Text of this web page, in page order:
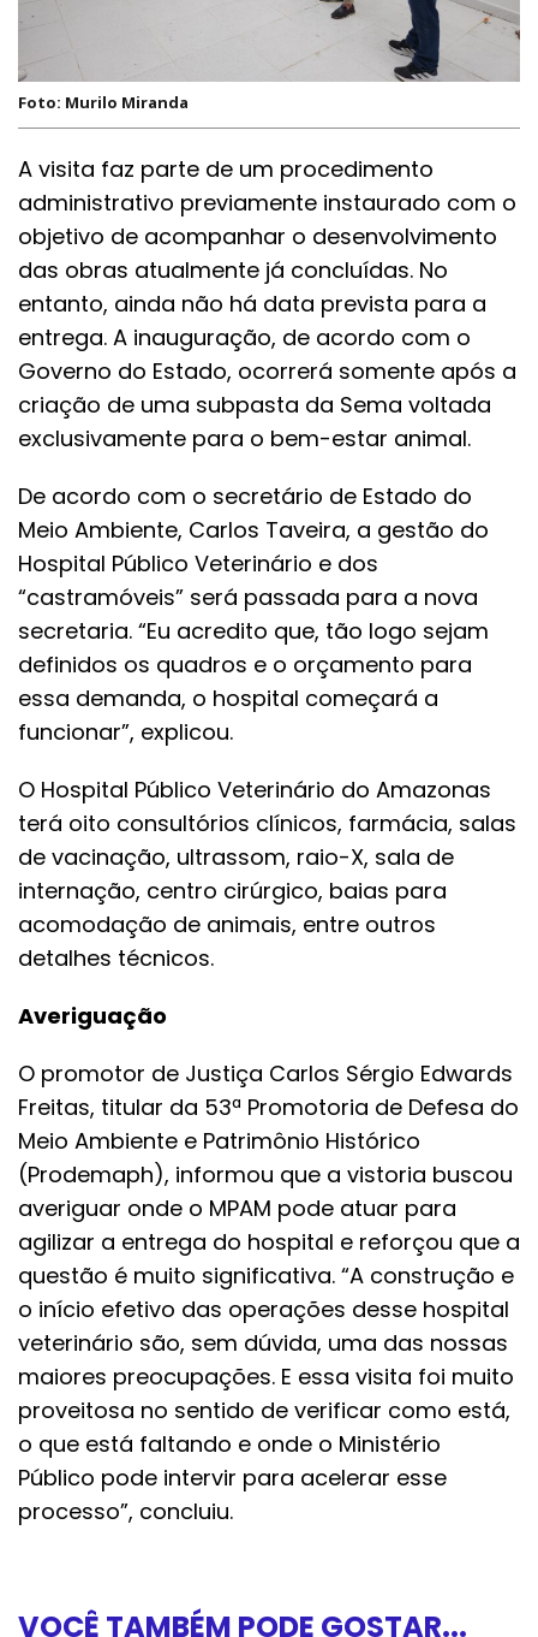
Foto: Murilo Miranda
A visita faz parte de um procedimento
administrativo previamente instaurado com o
objetivo de acompanhar o desenvolvimento
das obras atualmente já concluídas. No
entanto, ainda não há data prevista para a
entrega. A inauguração, de acordo com o
Governo do Estado, ocorrerá somente após a
criação de uma subpasta da Sema voltada
exclusivamente para o bem-estar animal.
De acordo com o secretário de Estado do
Meio Ambiente, Carlos Taveira, a gestão do
Hospital Público Veterinário e dos
“castramóveis” será passada para a nova
secretaria. “Eu acredito que, tão logo sejam
definidos os quadros e o orçamento para
essa demanda, o hospital começará a
funcionar”, explicou.
O Hospital Público Veterinário do Amazonas
terá oito consultórios clínicos, farmácia, salas
de vacinação, ultrassom, raio-X, sala de
internação, centro cirúrgico, baias para
acomodação de animais, entre outros
detalhes técnicos.
Averiguação
O promotor de Justiça Carlos Sérgio Edwards
Freitas, titular da 53ª Promotoria de Defesa do
Meio Ambiente e Patrimônio Histórico
(Prodemaph), informou que a vistoria buscou
averiguar onde o MPAM pode atuar para
agilizar a entrega do hospital e reforçou que a
questão é muito significativa. “A construção e
o início efetivo das operações desse hospital
veterinário são, sem dúvida, uma das nossas
maiores preocupações. E essa visita foi muito
proveitosa no sentido de verificar como está,
o que está faltando e onde o Ministério
Público pode intervir para acelerar esse
processo”, concluiu.
VOCÊ TAMBÉM PODE GOSTAR...